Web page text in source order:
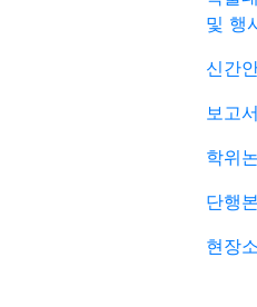
및 행
신간
보고서
학위
단행본
현장